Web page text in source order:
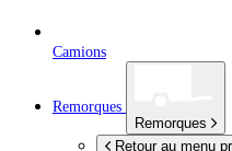
Camions
Remorques
Remorques
Retour au menu